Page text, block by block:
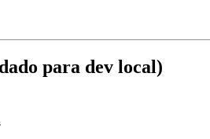
para dev local)